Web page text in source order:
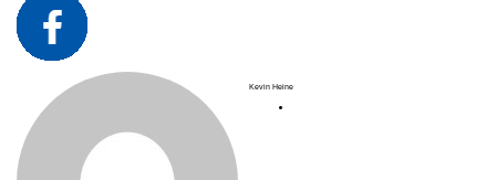
Kevin Heine